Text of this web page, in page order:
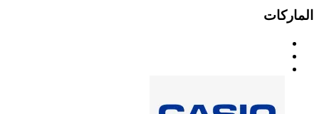
الماركات